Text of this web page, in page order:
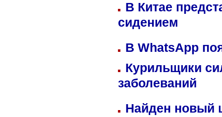
В Китае
сидением
В WhatsApp
Курильщики
заболеваний
Найден